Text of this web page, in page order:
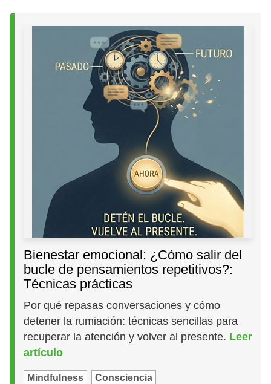
Bienestar emocional: ¿Cómo salir del
bucle de pensamientos repetitivos?:
Técnicas prácticas
Por qué repasas conversaciones y cómo
detener la rumiación: técnicas sencillas para
recuperar la atención y volver al presente. Leer
artículo
Mindfulness Consciencia